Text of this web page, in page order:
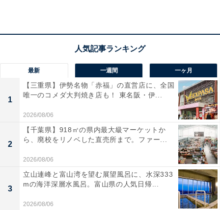
撥水加工がされている
最新 一週間 一ヶ月
1
【三重県】伊勢名物「赤福」の直営店に、全国
唯一のコメダ大判焼き店も！ 東名阪・伊...
2026/08/06
2
【千葉県】918㎡の県内最大級マーケットか
ら、廃校をリノベした直売所まで。ファー...
2026/08/06
3
立山連峰と富山湾を望む展望風呂に、水深333
mの海洋深層水風呂。富山県の人気日帰...
2026/08/06